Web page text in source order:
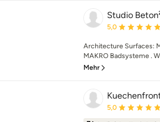
Studio
5,0
Architecture Surfaces:
MAKRO Badsysteme .
Mehr
5,0